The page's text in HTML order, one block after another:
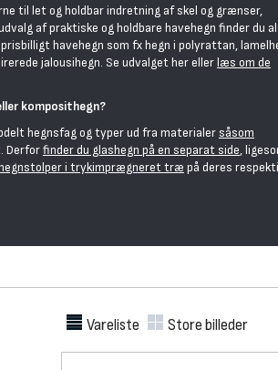
til let og holdbar indretning af skel og grænser,
af praktiske og holdbare havehegn finder du
havehegn som fx hegn i polyrattan,
jalousihegn. Se udvalget her ellerlæs om de
komposithegn?
hegnsfag og typer ud fra materialer såsom
Derforfinder du glashegn på en separat side,
i trykimprægneret træ på deres
Vareliste Store billeder